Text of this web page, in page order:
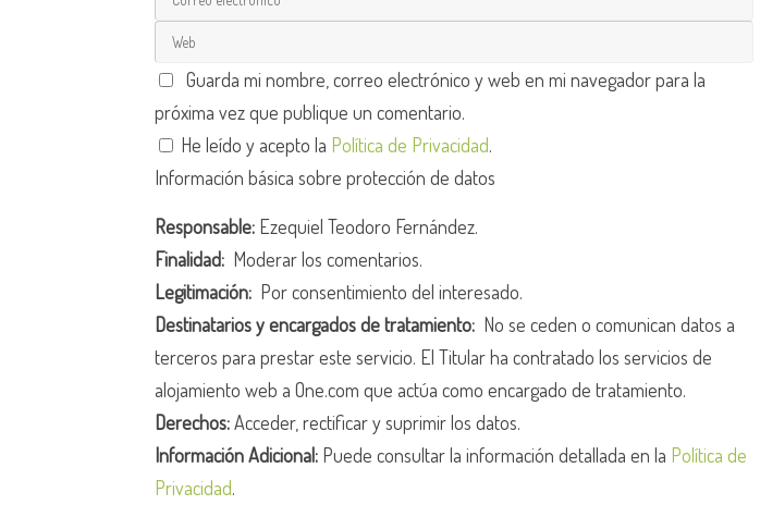
Guarda mi nombre, correo electrónico y web en mi navegador para la
próxima vez que publique un comentario.
He leído y acepto la Política de Privacidad.
Información básica sobre protección de datos
Responsable: Ezequiel Teodoro Fernández.
Finalidad: Moderar los comentarios.
Legitimación: Por consentimiento del interesado.
Destinatarios y encargados de tratamiento: No se ceden o comunican datos a
terceros para prestar este servicio. El Titular ha contratado los servicios de
alojamiento web a One.com que actúa como encargado de tratamiento.
Derechos:Acceder, rectificar y suprimir los datos.
Información Adicional: Puede consultar la información detallada en la Política de
Privacidad.